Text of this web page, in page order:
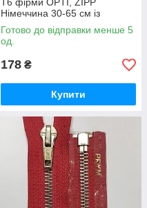
Т6 фірми OPTI, ZIPP
Німеччина 30-65 см із
фіксатором колір Червоний
Готово до відправки менше 5
од.
178 ₴
Купити